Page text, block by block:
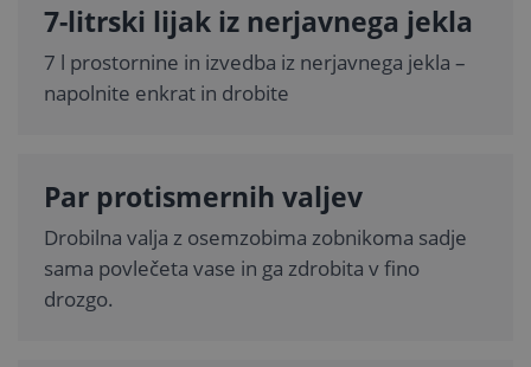
7-litrski lijak iz nerjavnega jekla
7 l prostornine in izvedba iz nerjavnega jekla –
napolnite enkrat in drobite
Par protismernih valjev
Drobilna valja z osemzobima zobnikoma sadje
sama povlečeta vase in ga zdrobita v fino
drozgo.